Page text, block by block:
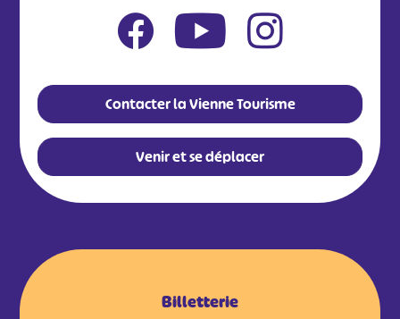
Contacter la Vienne Tourisme
Venir et se déplacer
Billetterie